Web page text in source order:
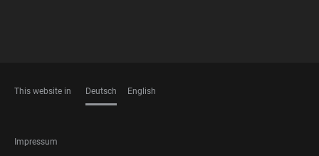
This website in Deutsch English
FOOTER
Impressum